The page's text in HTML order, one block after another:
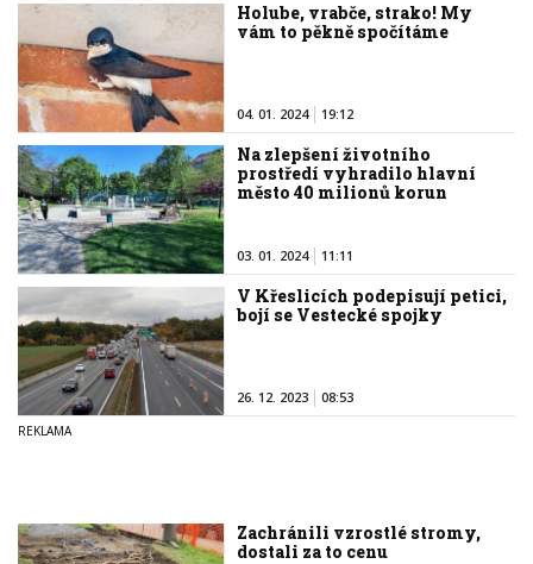
Holube, vrabče, strako! My
vám to pěkně spočítáme
04. 01. 2024 19:12
Na zlepšení životního
prostředí vyhradilo hlavní
město 40 milionů korun
03. 01. 2024 11:11
V Křeslicích podepisují petici,
bojí se Vestecké spojky
26. 12. 2023 08:53
Zachránili vzrostlé stromy,
dostali za to cenu